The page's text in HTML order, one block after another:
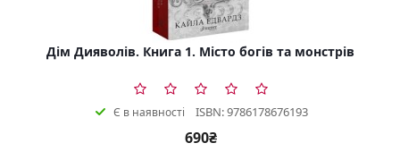
Дім Дияволів. Книга 1. Місто богів та монстрів
Є в наявності ISBN: 9786178676193
690₴